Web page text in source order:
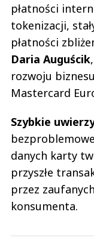
płatności
tokenizacji,
płatności
Daria Auguścik
rozwoju
Mastercard
Szybkie
danych karty
przyszłe
przez
konsumenta.